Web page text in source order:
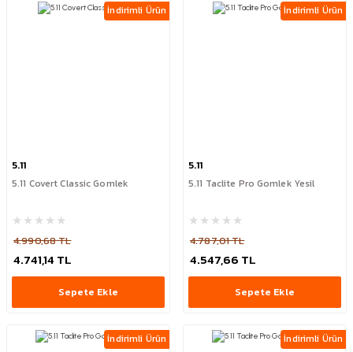
İndirimli Ürün
5.11
5.11 Covert Classic Gomlek
4.990,68 TL
4.741,14 TL
Sepete Ekle
İndirimli Ürün
5.11
5.11 Taclite Pro Gomlek Yesil
4.787,01 TL
4.547,66 TL
Sepete Ekle
İndirimli Ürün İndirimli Ürün